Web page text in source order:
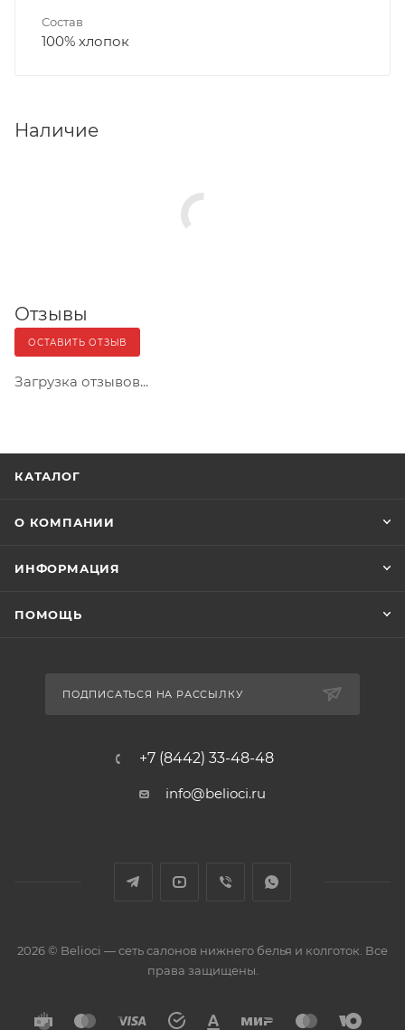
Состав
100% хлопок
Наличие
Отзывы
ОСТАВИТЬ ОТЗЫВ
Загрузка отзывов...
КАТАЛОГ
О КОМПАНИИ
ИНФОРМАЦИЯ
ПОМОЩЬ
ПОДПИСАТЬСЯ НА РАССЫЛКУ
+7 (8442) 33-48-48
info@belioci.ru
2026 © Belioci — сеть салонов нижнего белья и колготок. Все
права защищены.